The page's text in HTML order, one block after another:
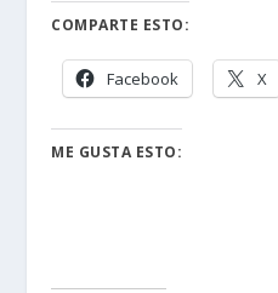
COMPARTE ESTO:
Facebook X
ME GUSTA ESTO: